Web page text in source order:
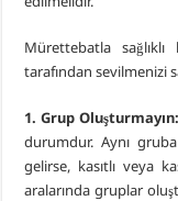
Mürettebatla
tarafından sevilmenizi
1. Grup Oluşturmayın:
durumdur. Aynı
gelirse, kasıtlı veya
aralarında gruplar